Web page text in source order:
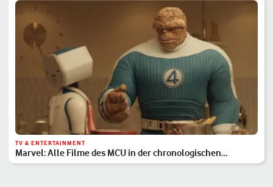
TV & ENTERTAINMENT
Marvel: Alle Filme des MCU in der chronologischen
Reihenfolge